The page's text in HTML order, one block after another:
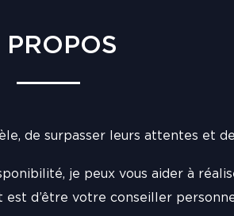
de surpasser leurs attentes et
je peux vous aider à
est d’être votre conseiller